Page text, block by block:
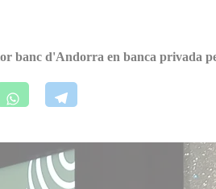
banc d'Andorra en banca privada